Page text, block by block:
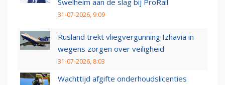
Swelheim aan de slag bij ProRail
31-07-2026, 9:09
Rusland trekt vliegvergunning Izhavia in
wegens zorgen over veiligheid
31-07-2026, 8:03
Wachttijd afgifte onderhoudslicenties